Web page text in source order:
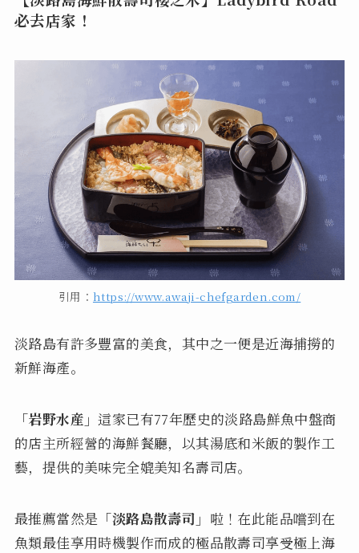
必去店家！
引用： https://www.awaji-chefgarden.com/
淡路島有許多豐富的美食，其中之一便是近海捕撈的
新鮮海產。
「岩野水産」這家已有77年歷史的淡路島鮮魚中盤商
的店主所經營的海鮮餐廳，以其湯底和米飯的製作工
藝，提供的美味完全媲美知名壽司店。
最推薦當然是 「淡路島散壽司」 啦！在此能品嚐到在
魚類最佳享用時機製作而成的極品散壽司享受極上海